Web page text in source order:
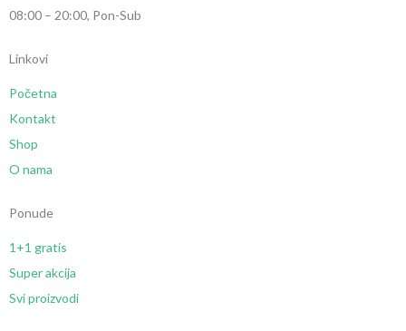
08:00 – 20:00, Pon-Sub
Linkovi
Početna
Kontakt
Shop
O nama
Ponude
1+1 gratis
Super akcija
Svi proizvodi